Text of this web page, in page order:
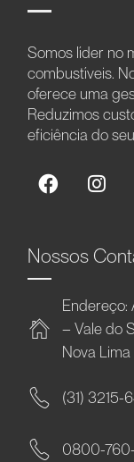
Somos líder no
combustíveis.
oferece uma
Reduzimos
eficiência do
Nossos
Endereço:
– Vale do
Nova
(31) 3215-
0800-